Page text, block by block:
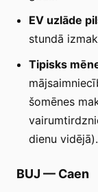
EV uzlāde
stundā
Tipisks
šomēnes
dienu vidējā).
BUJ — Caen